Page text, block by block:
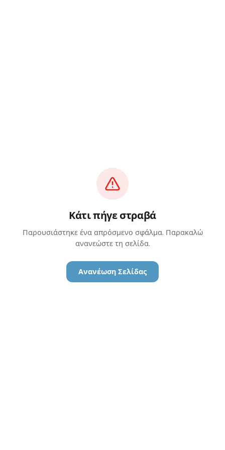
Κάτι πήγε στραβά
Παρουσιάστηκε ένα απρόσμενο σφάλμα. Παρακαλώ
ανανεώστε τη σελίδα.
Ανανέωση Σελίδας